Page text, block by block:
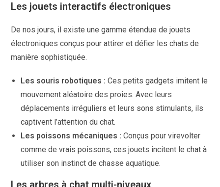
Les jouets interactifs électroniques
De nos jours, il existe une gamme étendue de jouets
électroniques conçus pour attirer et défier les chats de
manière sophistiquée.
Les souris robotiques : Ces petits gadgets imitent le
mouvement aléatoire des proies. Avec leurs
déplacements irréguliers et leurs sons stimulants, ils
captivent l’attention du chat.
Les poissons mécaniques : Conçus pour virevolter
comme de vrais poissons, ces jouets incitent le chat à
utiliser son instinct de chasse aquatique.
Les arbres à chat multi-niveaux